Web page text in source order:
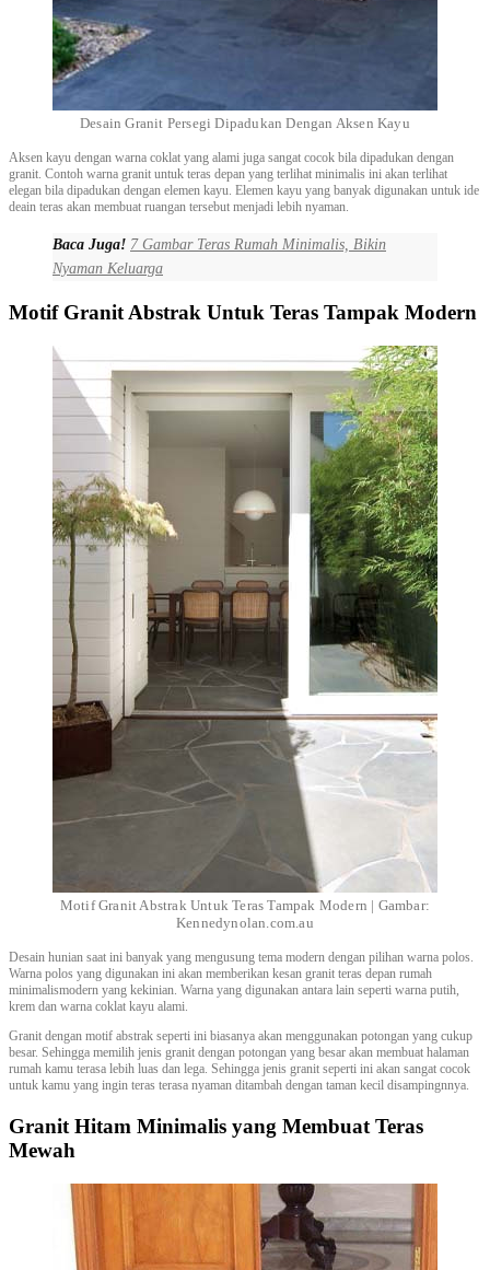
Desain Granit Persegi Dipadukan Dengan Aksen Kayu
Aksen kayu dengan warna coklat yang alami juga sangat cocok bila dipadukan dengan
granit. Contoh warna granit untuk teras depan yang terlihat minimalis ini akan terlihat
elegan bila dipadukan dengan elemen kayu. Elemen kayu yang banyak digunakan untuk ide
deain teras akan membuat ruangan tersebut menjadi lebih nyaman.
Baca Juga! 7 Gambar Teras Rumah Minimalis, Bikin
Nyaman Keluarga
Motif Granit Abstrak Untuk Teras Tampak Modern
Motif Granit Abstrak Untuk Teras Tampak Modern | Gambar:
Kennedynolan.com.au
Desain hunian saat ini banyak yang mengusung tema modern dengan pilihan warna polos.
Warna polos yang digunakan ini akan memberikan kesan granit teras depan rumah
minimalismodern yang kekinian. Warna yang digunakan antara lain seperti warna putih,
krem dan warna coklat kayu alami.
Granit dengan motif abstrak seperti ini biasanya akan menggunakan potongan yang cukup
besar. Sehingga memilih jenis granit dengan potongan yang besar akan membuat halaman
rumah kamu terasa lebih luas dan lega. Sehingga jenis granit seperti ini akan sangat cocok
untuk kamu yang ingin teras terasa nyaman ditambah dengan taman kecil disampingnnya.
Granit Hitam Minimalis yang Membuat Teras
Mewah